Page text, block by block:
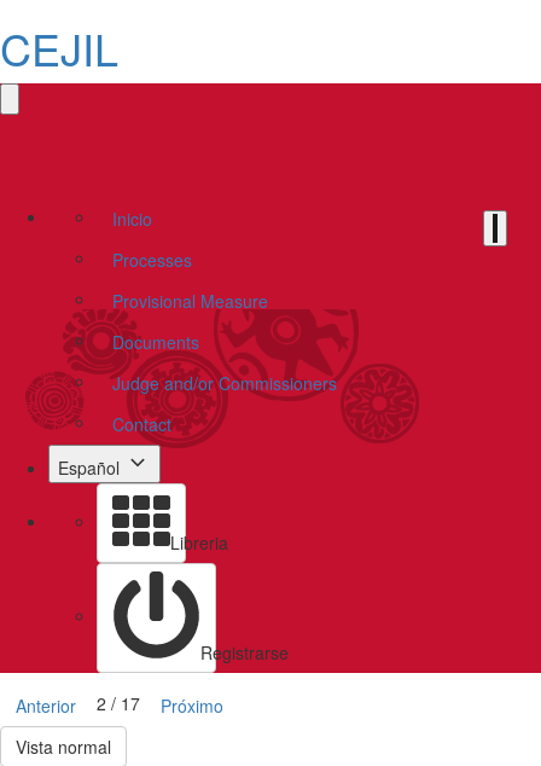
CEJIL
Inicio
Processes
Provisional Measure
Documents
Judge and/or Commissioners
Contact
Español
Libreria
Registrarse
Anterior 2 / 17
Próximo
Vista normal